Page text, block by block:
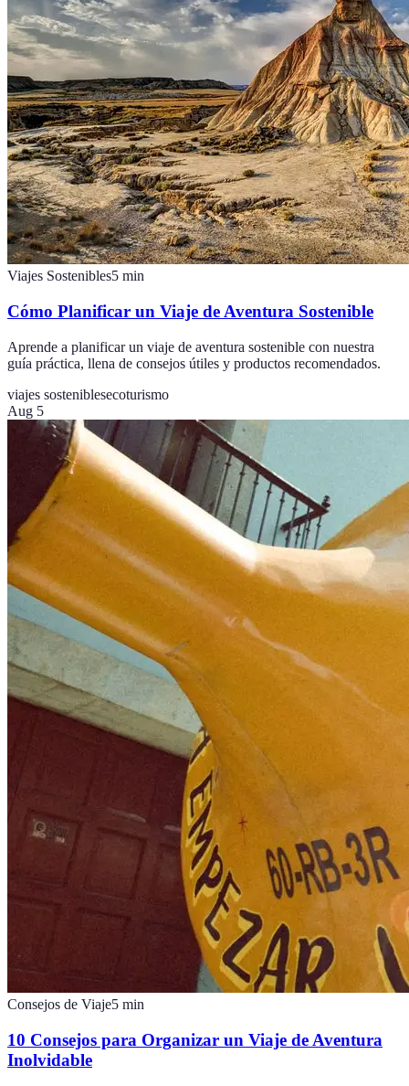
Viajes Sostenibles5 min
Cómo Planificar un Viaje de Aventura Sostenible
Aprende a planificar un viaje de aventura sostenible con nuestra
guía práctica, llena de consejos útiles y productos recomendados.
viajes sosteniblesecoturismo
Aug 5
Consejos de Viaje5 min
10 Consejos para Organizar un Viaje de Aventura
Inolvidable